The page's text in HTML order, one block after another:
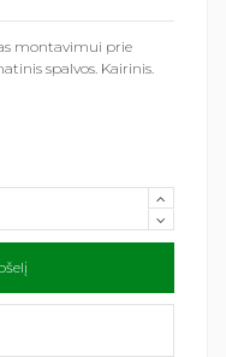
montavimui prie
spalvos. Kairinis.